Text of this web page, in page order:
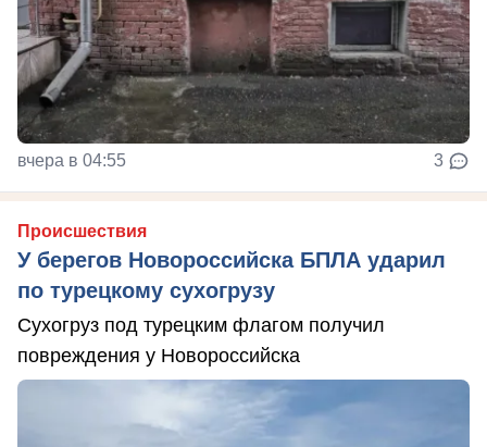
вчера в 04:55 3
Происшествия
У берегов Новороссийска БПЛА ударил
по турецкому сухогрузу
Сухогруз под турецким флагом получил
повреждения у Новороссийска